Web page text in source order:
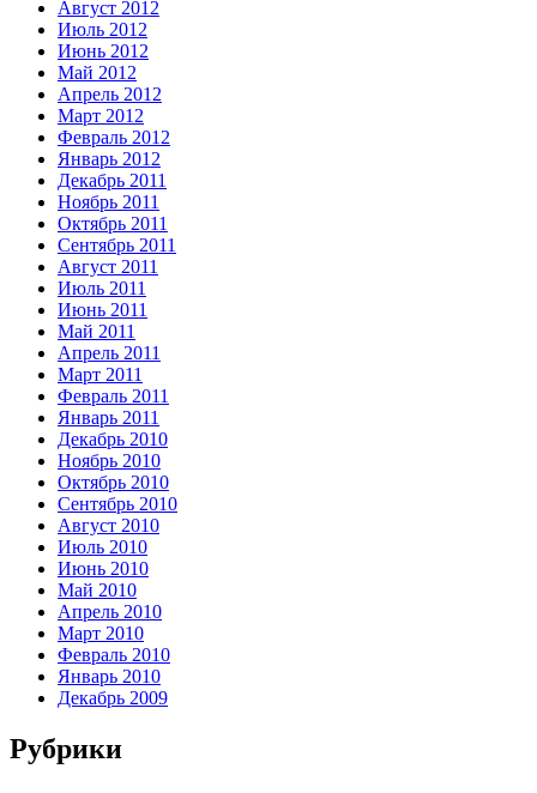
Август 2012
Июль 2012
Июнь 2012
Май 2012
Апрель 2012
Март 2012
Февраль 2012
Январь 2012
Декабрь 2011
Ноябрь 2011
Октябрь 2011
Сентябрь 2011
Август 2011
Июль 2011
Июнь 2011
Май 2011
Апрель 2011
Март 2011
Февраль 2011
Январь 2011
Декабрь 2010
Ноябрь 2010
Октябрь 2010
Сентябрь 2010
Август 2010
Июль 2010
Июнь 2010
Май 2010
Апрель 2010
Март 2010
Февраль 2010
Январь 2010
Декабрь 2009
Рубрики